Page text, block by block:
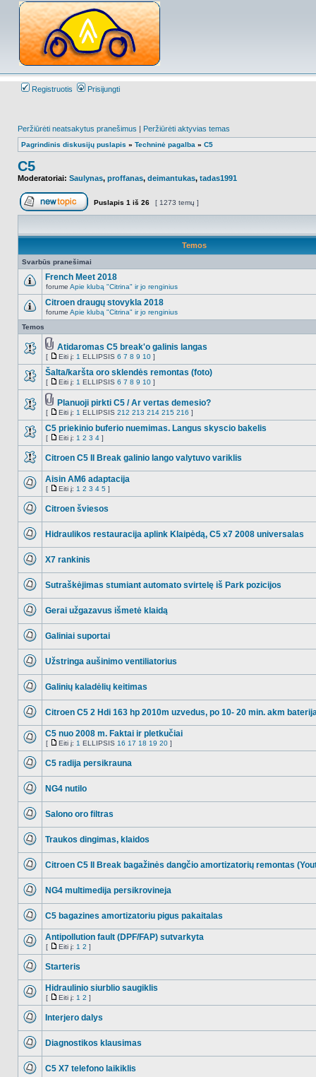
Registruotis Prisijungti
Peržiūrėti neatsakytus pranešimus | Peržiūrėti aktyvias temas
Pagrindinis diskusijų puslapis » Techninė pagalba » C5
C5
Moderatoriai: Saulynas, proffanas, deimantukas, tadas1991
Naujos temos kūrimas
Puslapis 1 iš 26 [ 1273 temų ]
Temos
Svarbūs pranešimai
NO_UNREAD_POSTS
French Meet 2018
forume Apie klubą "Citrina" ir jo renginius
NO_UNREAD_POSTS
Citroen draugų stovykla 2018
forume Apie klubą "Citrina" ir jo renginius
Temos
NO_UNREAD_POSTS
Tema
turi
prikabintų
failų
Atidaromas C5 break'o galinis langas
[
Eiti
į
Eiti į: 1 ELLIPSIS 6 7 8 9 10 ]
NO_UNREAD_POSTS
Šalta/karšta oro sklendės remontas (foto)
[
Eiti
Eiti į: 1 ELLIPSIS 6 7 8 9 10 ]
NO_UNREAD_POSTS
Tema
turi
prikabintų
failų
Planuoji pirkti C5 / Ar vertas demesio?
[
Eiti
į
Eiti į: 1 ELLIPSIS 212 213 214 215 216 ]
NO_UNREAD_POSTS
C5 priekinio buferio nuemimas. Langus skyscio bakelis
[
Eiti
Eiti į: 1 2 3 4 ]
Citroen C5 II Break galinio lango valytuvo variklis
NO_UNREAD_POSTS
Aisin AM6 adaptacija
[
Eiti
Eiti į: 1 2 3 4 5 ]
Citroen šviesos
Hidraulikos restauracija aplink Klaipėdą, C5 x7 2008 universalas
X7 rankinis
Sutraškėjimas stumiant automato svirtelę iš Park pozicijos
Gerai užgazavus išmetė klaidą
Galiniai suportai
Užstringa aušinimo ventiliatorius
Galinių kaladėlių keitimas
Citroen C5 2 Hdi 163 hp 2010m uzvedus, po 10- 20 min. akm
NO_UNREAD_POSTS
C5 nuo 2008 m. Faktai ir pletkučiai
[
Eiti
Eiti į: 1 ELLIPSIS 16 17 18 19 20 ]
C5 radija persikrauna
NG4 nutilo
Salono oro filtras
Traukos dingimas, klaidos
Citroen C5 II Break bagažinės dangčio amortizatorių remontas
NG4 multimedija persikrovineja
C5 bagazines amortizatoriu pigus pakaitalas
NO_UNREAD_POSTS
Antipollution fault (DPF/FAP) sutvarkyta
[
Eiti
Eiti į: 1 2 ]
Starteris
NO_UNREAD_POSTS
Hidraulinio siurblio saugiklis
[
Eiti
Eiti į: 1 2 ]
Interjero dalys
Diagnostikos klausimas
C5 X7 telefono laikiklis